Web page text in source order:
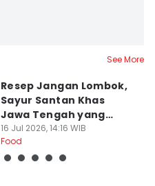
See More
Resep Jangan Lombok,
Sayur Santan Khas
Jawa Tengah yang
Gurih Nikmat!
16 Jul 2026, 14:16 WIB
Food